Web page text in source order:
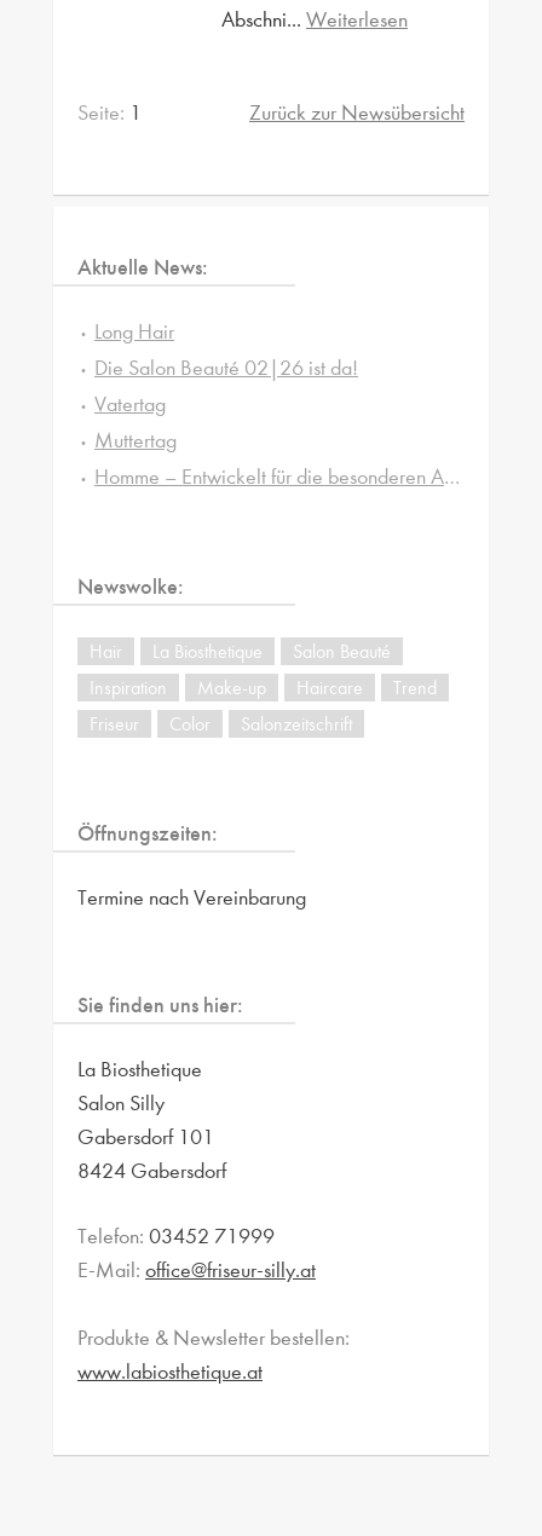
Abschni... Weiterlesen
Seite: 1 Zurück zur Newsübersicht
Aktuelle News:
Long Hair
Die Salon Beauté 02|26 ist da!
Vatertag
Muttertag
Homme – Entwickelt für die besonderen Ansprüche von Männerhaut und -haar
Newswolke:
Hair La Biosthetique
Salon Beauté
Inspiration
Make-up Haircare
Trend
Friseur
Color Salonzeitschrift
Öffnungszeiten:
Termine nach Vereinbarung
Sie finden uns hier:
La Biosthetique
Salon Silly
Gabersdorf 101
8424 Gabersdorf
Telefon: 03452 71999
E-Mail: office@friseur-silly.at
Produkte & Newsletter bestellen:
www.labiosthetique.at